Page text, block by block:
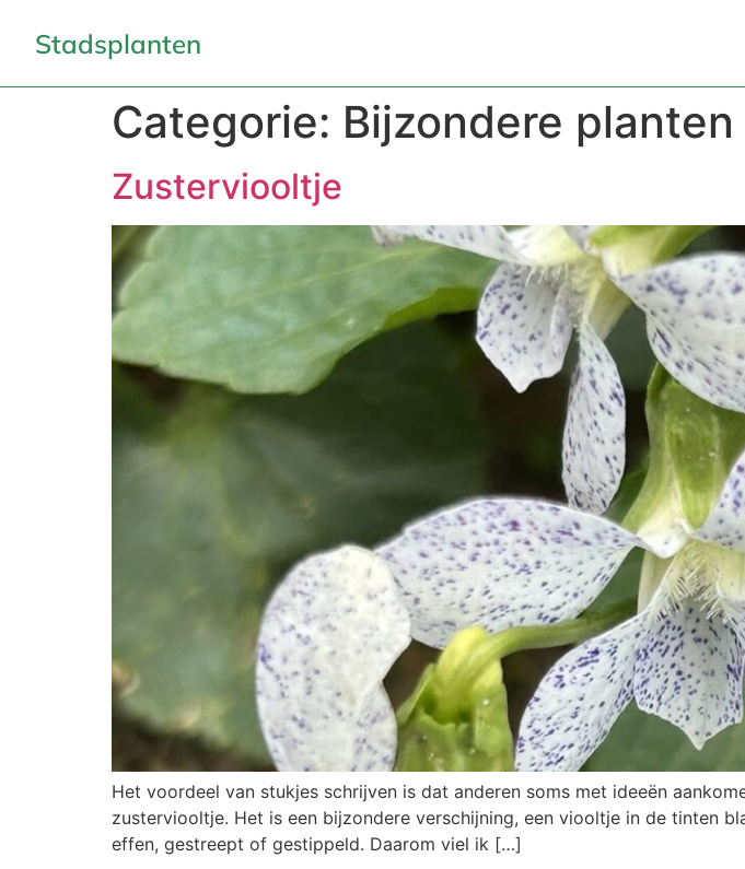
Stadsplanten
Categorie: Bijzondere planten
Zusterviooltje
Het voordeel van stukjes schrijven is dat anderen soms met ideeën
zusterviooltje. Het is een bijzondere verschijning, een viooltje in de tinten
effen, gestreept of gestippeld. Daarom viel ik […]